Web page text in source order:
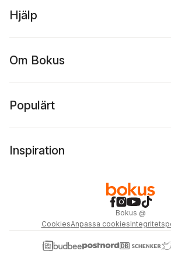
Hjälp
Om Bokus
Populärt
Inspiration
Bokus @
CookiesAnpassa cookies